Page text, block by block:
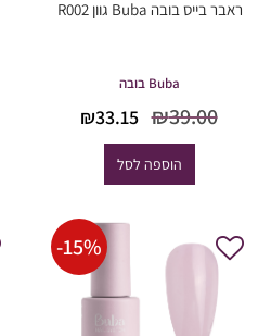
ראבר בייס בובה Buba גוון R002
Buba בובה
₪39.00
המחיר
המקורי
היה:
₪39.00.
₪33.15
הוספה לסל
-15%